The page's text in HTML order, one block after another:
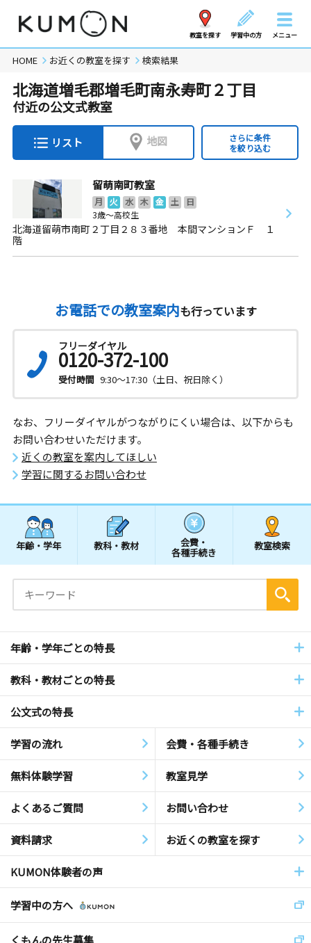
教室を探す 学習中の方 メニュー
HOME お近くの教室を探す 検索結果
北海道増毛郡増毛町南永寿町２丁目
付近の公文式教室
リスト 地図
さらに条件
を絞り込む
留萌南町教室
月 火 水 木 金 土
日
3歳～高校生
北海道留萌市南町２丁目２８３番地 本間マンションＦ １
階
お電話での教室案内も行っています
フリーダイヤル
0120-372-100
受付時間 9:30～17:30（土日、祝日除く）
なお、フリーダイヤルがつながりにくい場合は、以下からも
お問い合わせいただけます。
近くの教室を案内してほしい
学習に関するお問い合わせ
年齢・学年 教科・教材 会費・
各種手続き
教室検索
年齢・学年ごとの特長
教科・教材ごとの特長
公文式の特長
学習の流れ 会費・各種手続き
無料体験学習 教室見学
よくあるご質問 お問い合わせ
資料請求 お近くの教室を探す
KUMON体験者の声
学習中の方へ
くもんの先生募集